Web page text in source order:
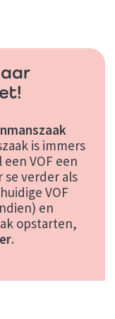
is immers
VOF een
se verder als
VOF
en
opstarten,
.